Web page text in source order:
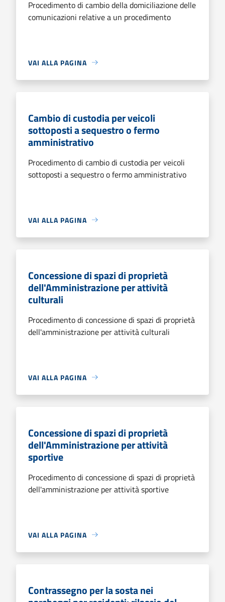
Procedimento di cambio della domiciliazione delle
comunicazioni relative a un procedimento
VAI ALLA PAGINA
Cambio di custodia per veicoli
sottoposti a sequestro o fermo
amministrativo
Procedimento di cambio di custodia per veicoli
sottoposti a sequestro o fermo amministrativo
VAI ALLA PAGINA
Concessione di spazi di proprietà
dell'Amministrazione per attività
culturali
Procedimento di concessione di spazi di proprietà
dell'amministrazione per attività culturali
VAI ALLA PAGINA
Concessione di spazi di proprietà
dell'Amministrazione per attività
sportive
Procedimento di concessione di spazi di proprietà
dell'amministrazione per attività sportive
VAI ALLA PAGINA
Contrassegno per la sosta nei